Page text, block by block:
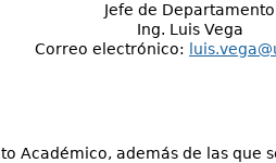
Jefe de Departamento
Ing. Luis Vega
Correo electrónico:
Académico, además de las que